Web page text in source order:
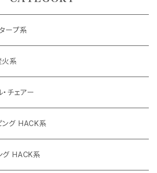
ープ系
火系
チェアー
グ HACK系
グ HACK系